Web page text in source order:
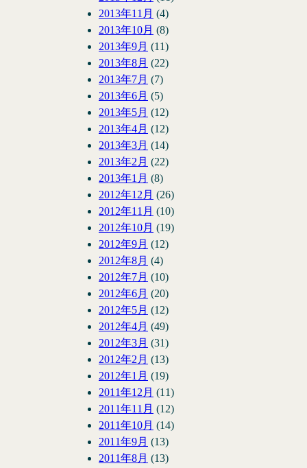
2013年11月 (4)
2013年10月 (8)
2013年9月 (11)
2013年8月 (22)
2013年7月 (7)
2013年6月 (5)
2013年5月 (12)
2013年4月 (12)
2013年3月 (14)
2013年2月 (22)
2013年1月 (8)
2012年12月 (26)
2012年11月 (10)
2012年10月 (19)
2012年9月 (12)
2012年8月 (4)
2012年7月 (10)
2012年6月 (20)
2012年5月 (12)
2012年4月 (49)
2012年3月 (31)
2012年2月 (13)
2012年1月 (19)
2011年12月 (11)
2011年11月 (12)
2011年10月 (14)
2011年9月 (13)
2011年8月 (13)